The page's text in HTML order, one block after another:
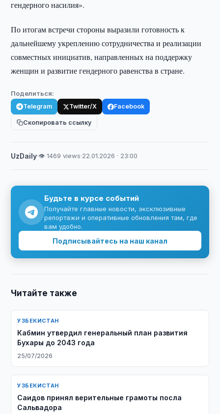
гендерного насилия».
По итогам встречи стороны выразили готовность к
дальнейшему укреплению сотрудничества и реализации
совместных инициатив, направленных на поддержку
женщин и развитие гендерного равенства в стране.
Поделиться:
Telegram Twitter/X Facebook
Скопировать ссылку
UzDaily·👁 1469 views·22.01.2026 · 23:00
Будьте в курсе событий
Получайте главные новости, эксклюзивные
репортажи и оперативные обновления там, где
вам удобно.
Подписывайтесь на наш канал
Читайте также
УЗБЕКИСТАН
Кабмин утвердил генеральный план развития
Бухары до 2043 года
25/07/2026
УЗБЕКИСТАН
Саидов принял верительные грамоты посла
Сальвадора